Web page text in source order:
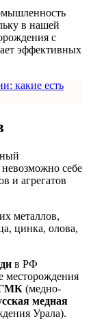
в нашей
с
эффективных
какие есть
себе
и агрегатов
металлов,
цинка, олова,
в РФ
месторождения
(медно-
медная
Урала).